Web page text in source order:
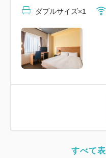
ダブルサイズ×1
すべて表